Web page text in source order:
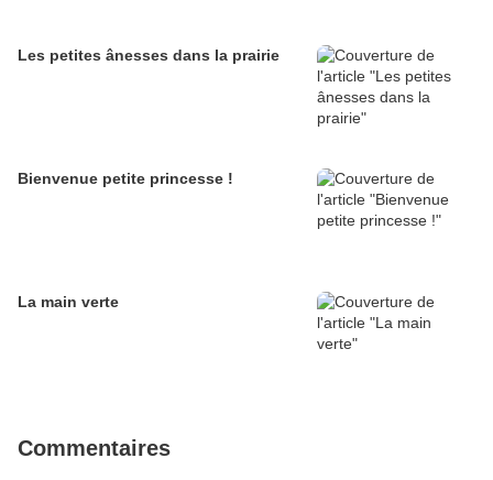
Les petites ânesses dans la prairie
Bienvenue petite princesse !
La main verte
Commentaires